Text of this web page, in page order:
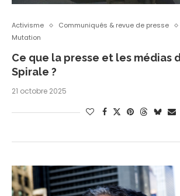
Activisme Communiqués & revue de presse
Mutation
Ce que la presse et les médias
Spirale ?
21 octobre 2025